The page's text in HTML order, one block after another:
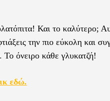
Και το καλύτερο;
την πιο εύκολη και
όνειρο κάθε γλυκατζή!
εδώ.